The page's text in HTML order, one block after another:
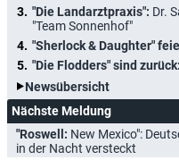
"Die Landarztpraxis": Dr.
"Team Sonnenhof"
"Sherlock & Daughter"
"Die Flodders" sind zurück:
Newsübersicht
Nächste Meldung
"Roswell: New Mexico":
in der Nacht versteckt